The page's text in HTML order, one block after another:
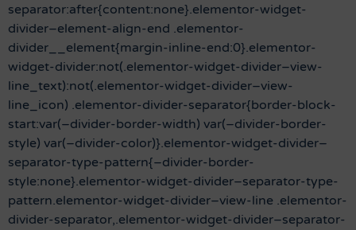
separator:after{content:none}.elementor-widget-
divider–element-align-end .elementor-
divider__element{margin-inline-end:0}.elementor-
widget-divider:not(.elementor-widget-divider–view-
line_text):not(.elementor-widget-divider–view-
line_icon) .elementor-divider-separator{border-block-
start:var(–divider-border-width) var(–divider-border-
style) var(–divider-color)}.elementor-widget-divider–
separator-type-pattern{–divider-border-
style:none}.elementor-widget-divider–separator-type-
pattern.elementor-widget-divider–view-line .elementor-
divider-separator,.elementor-widget-divider–separator-